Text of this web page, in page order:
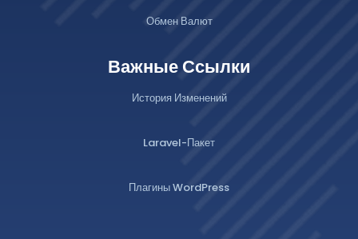
Обмен Валют
Важные Ссылки
История Изменений
Laravel-Пакет
Плагины WordPress